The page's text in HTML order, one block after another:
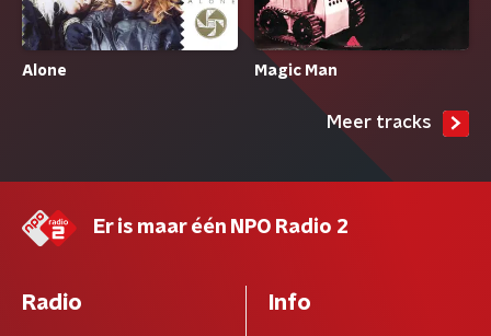
Alone Magic Man
Meer tracks
Er is maar één NPO Radio 2
Radio Info